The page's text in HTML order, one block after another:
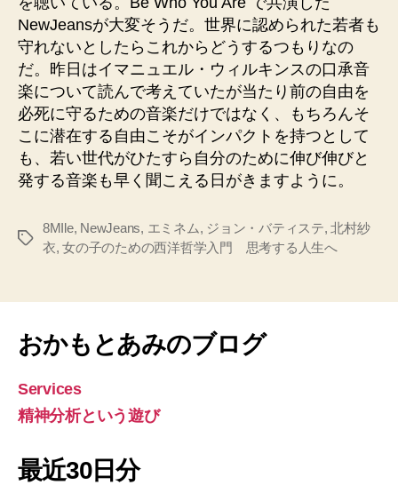
NewJeansが大変そうだ。世界に認められた若者も
守れないとしたらこれからどうするつもりなの
だ。昨日はイマニュエル・ウィルキンスの口承音
楽について読んで考えていたが当たり前の自由を
必死に守るための音楽だけではなく、もちろんそ
こに潜在する自由こそがインパクトを持つとして
も、若い世代がひたすら自分のために伸び伸びと
発する音楽も早く聞こえる日がきますように。
タ
8MIle, NewJeans, エミネム, ジョン・バティステ,北村紗
衣,女の子のための西洋哲学入門 思考する人生へ
おかもとあみのブログ
Services
精神分析という遊び
最近30日分